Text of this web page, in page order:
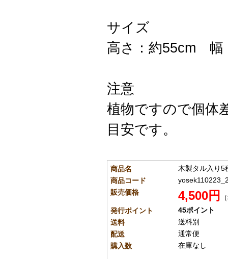
サイズ
高さ：約55cm 幅
注意
植物ですので個体
目安です。
商品名
木製タル入り5
商品コード
販売価格
4,500円
発行ポイント
45ポイント
送料
送料別
配送
通常便
購入数
在庫なし